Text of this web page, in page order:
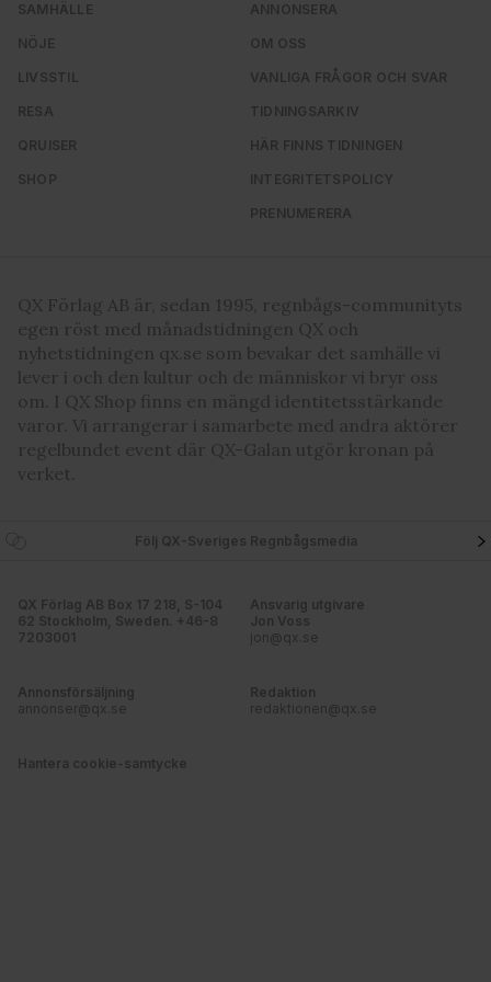
SAMHÄLLE
NÖJE
LIVSSTIL
RESA
QRUISER
SHOP
ANNONSERA
OM OSS
VANLIGA FRÅGOR OCH SVAR
TIDNINGSARKIV
HÄR FINNS TIDNINGEN
INTEGRITETSPOLICY
PRENUMERERA
QX Förlag AB är, sedan 1995, regnbågs-communityts
egen röst med månadstidningen QX och
nyhetstidningen qx.se som bevakar det samhälle vi
lever i och den kultur och de människor vi bryr oss
om. I QX Shop finns en mängd identitetsstärkande
varor. Vi arrangerar i samarbete med andra aktörer
regelbundet event där QX-Galan utgör kronan på
verket.
Följ QX-Sveriges Regnbågsmedia
QX Förlag AB Box 17 218, S-104
62 Stockholm, Sweden. +46-8
7203001
Ansvarig utgivare
Jon Voss
jon@qx.se
Annonsförsäljning
annonser@qx.se
Redaktion
redaktionen@qx.se
Hantera cookie-samtycke